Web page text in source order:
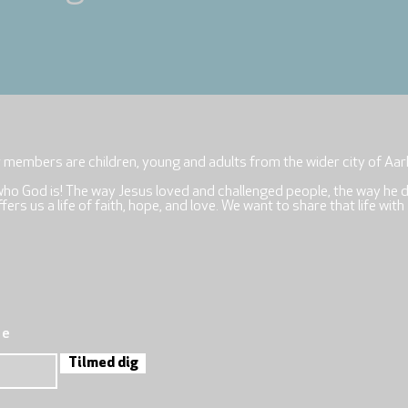
are children, young and adults from the wider city of
God is! The way Jesus loved and challenged people, the way he
us a life of faith, hope, and love. We want to share that life with
Tilmed dig